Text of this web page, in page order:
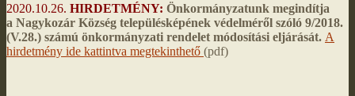
2020.10.26. HIRDETMÉNY: Önkormányzatunk megindítja
a Nagykozár Község településképének védelméről szóló 9/2018.
(V.28.) számú önkormányzati rendelet módosítási eljárását. A
hirdetmény ide kattintva megtekinthető (pdf)